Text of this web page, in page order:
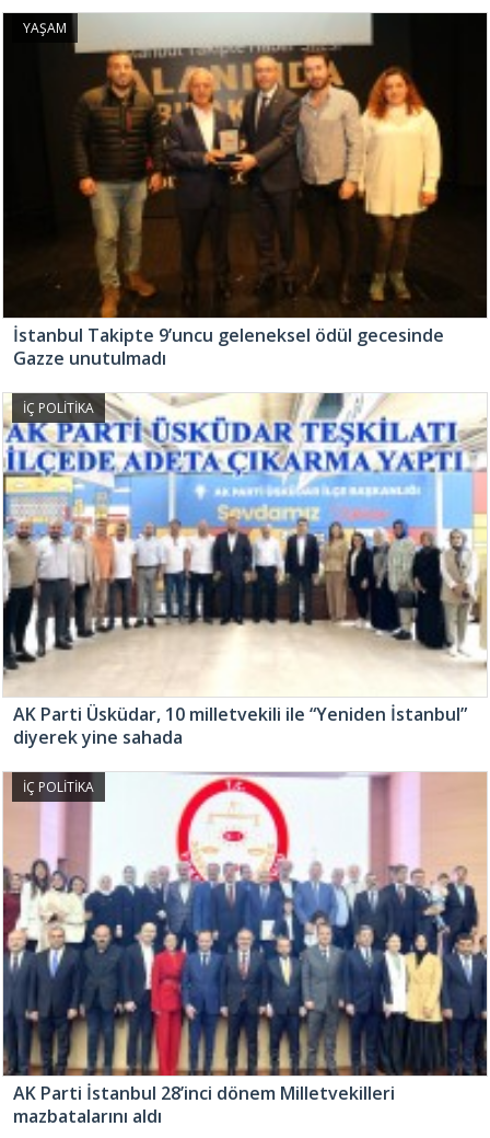
YAŞAM
İstanbul Takipte 9’uncu geleneksel ödül gecesinde
Gazze unutulmadı
İÇ POLİTİKA
AK Parti Üsküdar, 10 milletvekili ile “Yeniden İstanbul”
diyerek yine sahada
İÇ POLİTİKA
AK Parti İstanbul 28’inci dönem Milletvekilleri
mazbatalarını aldı